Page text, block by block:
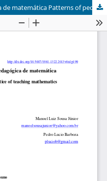
Percursos na prática pedagógica de matemática Patterns of pedagogic practice of teaching mathematics